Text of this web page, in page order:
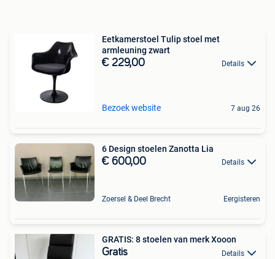
Eetkamerstoel Tulip stoel met
armleuning zwart
€ 229,00 Details
Bezoek website 7 aug 26
6 Design stoelen Zanotta Lia
€ 600,00 Details
Zoersel & Deel Brecht Eergisteren
GRATIS: 8 stoelen van merk Xooon
Gratis Details